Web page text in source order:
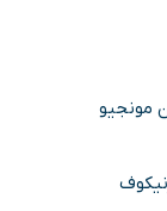
مونجیو